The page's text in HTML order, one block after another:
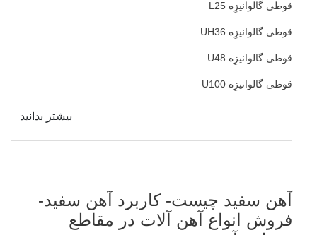
قوطی گالوانیزِه L25
قوطی گالوانیزِه UH36
قوطی گالوانیزِه U48
قوطی گالوانیزِه U100
بیشتر بدانید
آهن سفید چیست- کاربرد آهن سفید-
فروش انواع آهن آلات در مقاطع